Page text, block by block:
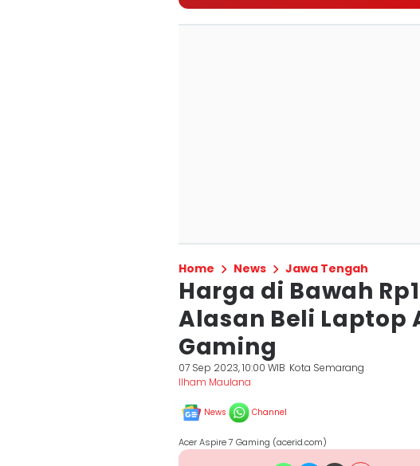
Home News Jawa Tengah
Harga di Bawah
Alasan Beli Laptop
Gaming
07 Sep 2023, 10:00 WIB Kota Semarang
Ilham Maulana
News Channel
Acer Aspire 7 Gaming (acerid.com)